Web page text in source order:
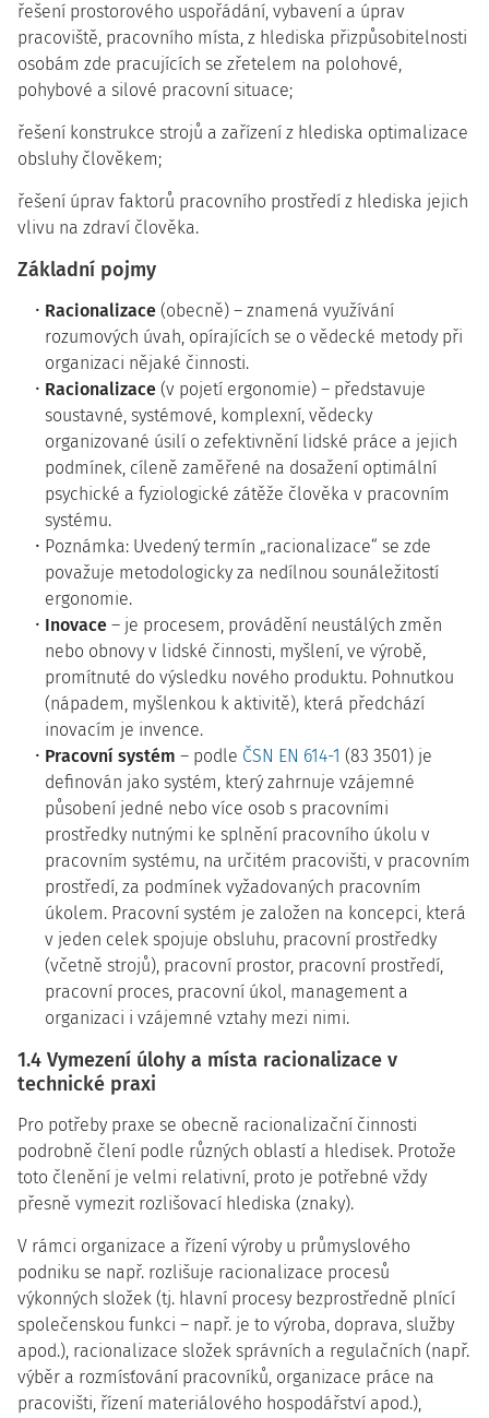
řešení prostorového uspořádání, vybavení a úprav
pracoviště, pracovního místa, z hlediska přizpůsobitelnosti
osobám zde pracujících se zřetelem na polohové,
pohybové a silové pracovní situace;
řešení konstrukce strojů a zařízení z hlediska optimalizace
obsluhy člověkem;
řešení úprav faktorů pracovního prostředí z hlediska jejich
vlivu na zdraví člověka.
Základní pojmy
Racionalizace (obecně) – znamená využívání
rozumových úvah, opírajících se o vědecké metody při
organizaci nějaké činnosti.
Racionalizace (v pojetí ergonomie) – představuje
soustavné, systémové, komplexní, vědecky
organizované úsilí o zefektivnění lidské práce a jejich
podmínek, cíleně zaměřené na dosažení optimální
psychické a fyziologické zátěže člověka v pracovním
systému.
Poznámka: Uvedený termín „racionalizace“ se zde
považuje metodologicky za nedílnou sounáležitostí
ergonomie.
Inovace – je procesem, provádění neustálých změn
nebo obnovy v lidské činnosti, myšlení, ve výrobě,
promítnuté do výsledku nového produktu. Pohnutkou
(nápadem, myšlenkou k aktivitě), která předchází
inovacím je invence.
Pracovní systém – podle ČSN EN 614-1 (83 3501) je
definován jako systém, který zahrnuje vzájemné
působení jedné nebo více osob s pracovními
prostředky nutnými ke splnění pracovního úkolu v
pracovním systému, na určitém pracovišti, v pracovním
prostředí, za podmínek vyžadovaných pracovním
úkolem. Pracovní systém je založen na koncepci, která
v jeden celek spojuje obsluhu, pracovní prostředky
(včetně strojů), pracovní prostor, pracovní prostředí,
pracovní proces, pracovní úkol, management a
organizaci i vzájemné vztahy mezi nimi.
1.4 Vymezení úlohy a místa racionalizace v
technické praxi
Pro potřeby praxe se obecně racionalizační činnosti
podrobně člení podle různých oblastí a hledisek. Protože
toto členění je velmi relativní, proto je potřebné vždy
přesně vymezit rozlišovací hlediska (znaky).
V rámci organizace a řízení výroby u průmyslového
podniku se např. rozlišuje racionalizace procesů
výkonných složek (tj. hlavní procesy bezprostředně plnící
společenskou funkci – např. je to výroba, doprava, služby
apod.), racionalizace složek správních a regulačních (např.
výběr a rozmísťování pracovníků, organizace práce na
pracovišti, řízení materiálového hospodářství apod.),